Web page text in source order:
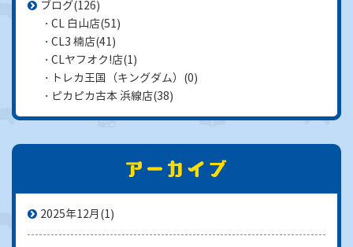
ブログ(126)
CL 白山店(51)
CL3 楠店(41)
CLヤフオク!店(1)
トレカ王国（キングダム） (0)
ピカピカ古本 浜線店(38)
2025年12月 (1)